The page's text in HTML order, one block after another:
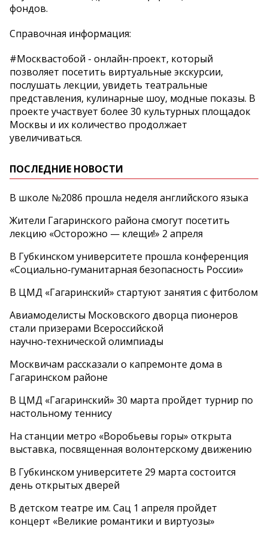
фондов.
Справочная информация:
#Москвастобой - онлайн-проект, который
позволяет посетить виртуальные экскурсии,
послушать лекции, увидеть театральные
представления, кулинарные шоу, модные показы. В
проекте участвует более 30 культурных площадок
Москвы и их количество продолжает
увеличиваться.
ПОСЛЕДНИЕ НОВОСТИ
В школе №2086 прошла неделя английского языка
Жители Гагаринского района смогут посетить
лекцию «Осторожно — клещи!» 2 апреля
В Губкинском университете прошла конференция
«Социально‑гуманитарная безопасность России»
В ЦМД «Гагаринский» стартуют занятия с фитболом
Авиамоделисты Московского дворца пионеров
стали призерами Всероссийской
научно‑технической олимпиады
Москвичам рассказали о капремонте дома в
Гагаринском районе
В ЦМД «Гагаринский» 30 марта пройдет турнир по
настольному теннису
На станции метро «Воробьевы горы» открыта
выставка, посвященная волонтерскому движению
В Губкинском университете 29 марта состоится
день открытых дверей
В детском театре им. Сац 1 апреля пройдет
концерт «Великие романтики и виртуозы»